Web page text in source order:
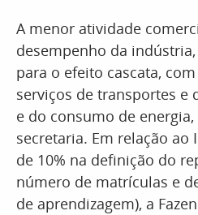
A menor atividade
desempenho da
para o efeito cascata,
serviços de transportes e
e do consumo de
secretaria. Em relação ao
de 10% na definição do
número de matrículas e
de aprendizagem), a